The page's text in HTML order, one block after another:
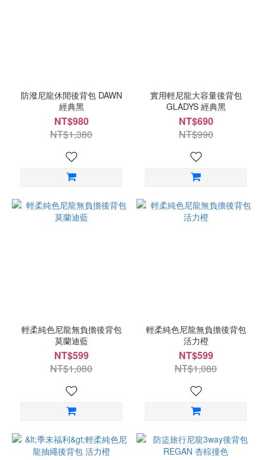
防潑尼龍休閒後背包 DAWN
經典黑
NT$980
NT$1,380
實用輕尼龍大容量後背包
GLADYS 經典黑
NT$690
NT$990
輕柔純色尼龍無負擔後背包
莫蘭迪藍
NT$599
NT$1,080
輕柔純色尼龍無負擔後背包
活力橙
NT$599
NT$1,080